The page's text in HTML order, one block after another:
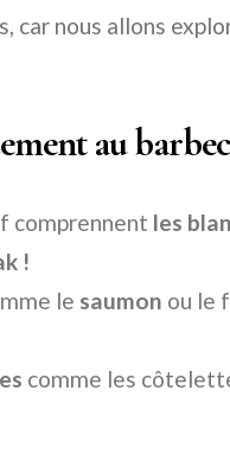
car nous allons
au
comprennent les
!
le saumon ou le
comme les